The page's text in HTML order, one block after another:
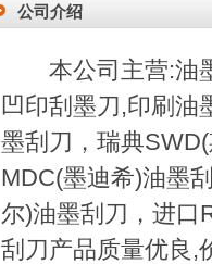
公司介绍
本公司主营:油墨
凹印刮墨刀,印刷油
墨刮刀，瑞典
MDC(墨迪希)油墨
尔)油墨刮刀，进口
刮刀产品质量优良,